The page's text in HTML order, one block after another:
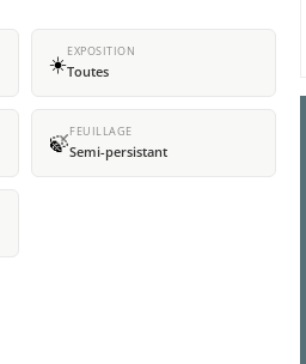
☀️EXPOSITION
Toutes
🍃FEUILLAGE
Semi-persistant